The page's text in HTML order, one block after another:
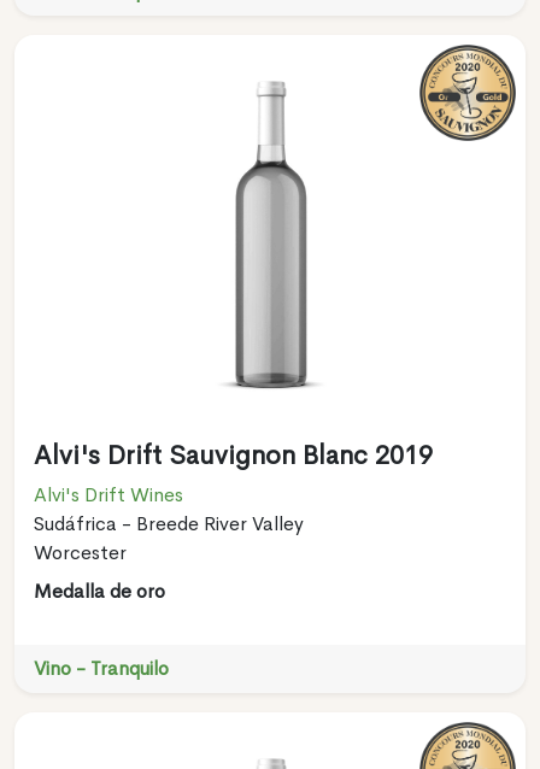
Alvi's Drift Sauvignon Blanc 2019
Alvi's Drift Wines
Sudáfrica - Breede River Valley
Worcester
Medalla de oro
Vino - Tranquilo